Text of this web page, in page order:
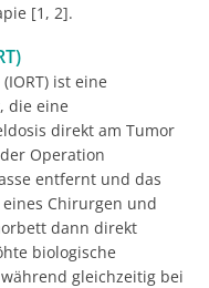
[1, 2].
ist eine
die eine
direkt am Tumor
Operation
entfernt und das
Chirurgen und
dann direkt
biologische
gleichzeitig bei